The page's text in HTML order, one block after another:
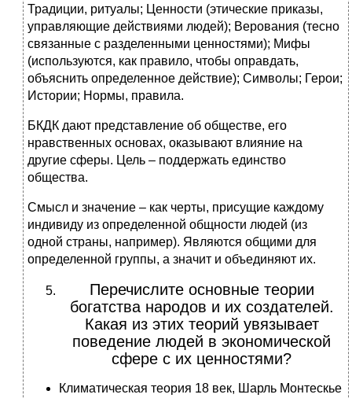
Традиции, ритуалы; Ценности (этические приказы,
управляющие действиями людей); Верования (тесно
связанные с разделенными ценностями); Мифы
(используются, как правило, чтобы оправдать,
объяснить определенное действие); Символы; Герои;
Истории; Нормы, правила.
БКДК дают представление об обществе, его
нравственных основах, оказывают влияние на
другие сферы. Цель – поддержать единство
общества.
Смысл и значение – как черты, присущие каждому
индивиду из определенной общности людей (из
одной страны, например). Являются общими для
определенной группы, а значит и объединяют их.
Перечислите основные теории
богатства народов и их создателей.
Какая из этих теорий увязывает
поведение людей в экономической
сфере с их ценностями?
Климатическая теория 18 век, Шарль Монтескье